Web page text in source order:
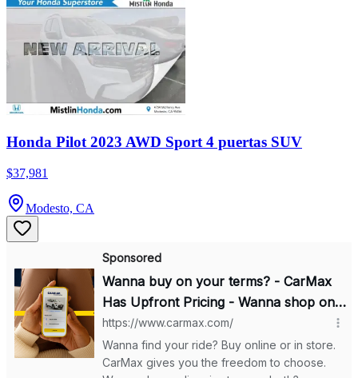
Honda Pilot 2023 AWD Sport 4 puertas SUV
$37,981
Modesto, CA